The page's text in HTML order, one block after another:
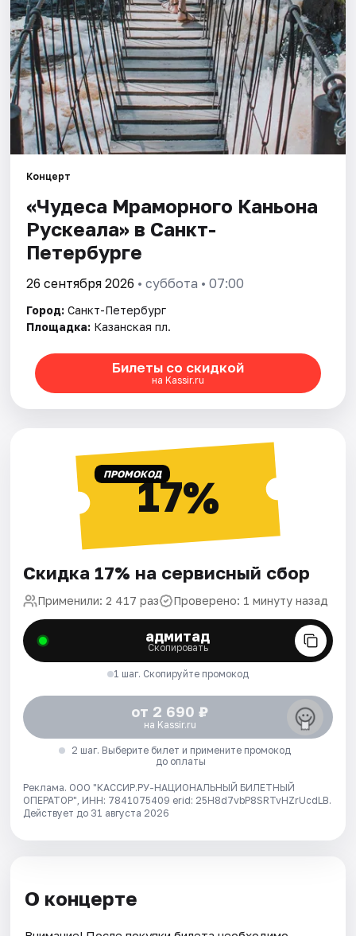
Рейтинги
Концерт
«Чудеса Мраморного Каньона
Рускеала» в Санкт-
Петербурге
26 сентября 2026 • суббота • 07:00
Город: Санкт-Петербург
Площадка: Казанская пл.
Билеты со скидкой
на Kassir.ru
ПРОМОКОД17%
Скидка 17% на сервисный сбор
Применили: 2 417 раз Проверено: 1 минуту назад
адмитад
Скопировать
1 шаг. Скопируйте промокод
от 2 690 ₽
на Kassir.ru
2 шаг. Выберите билет и примените промокод
до оплаты
Реклама. ООО "КАССИР.РУ-НАЦИОНАЛЬНЫЙ БИЛЕТНЫЙ
ОПЕРАТОР", ИНН: 7841075409 erid: 25H8d7vbP8SRTvHZrUcdLB.
Действует до 31 августа 2026
О концерте